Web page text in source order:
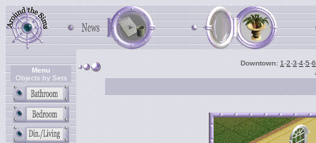
Menu
Objects by Sets
Downtown: 1-2-3-4-5-6